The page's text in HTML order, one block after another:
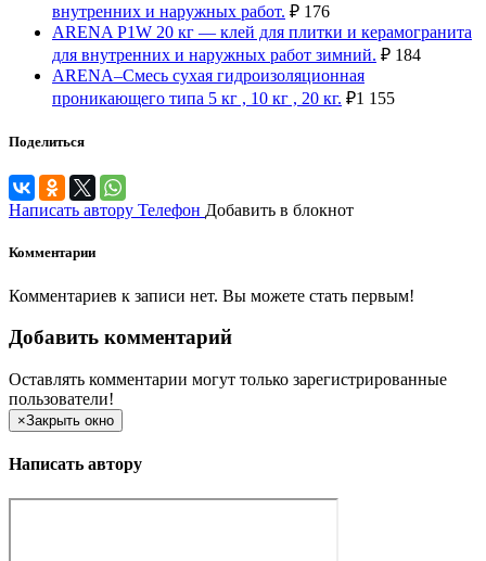
внутренних и наружных работ. ₽ 176
ARENA P1W 20 кг — клей для плитки и керамогранита
для внутренних и наружных работ зимний. ₽ 184
ARENA–Смесь сухая гидроизоляционная
проникающего типа 5 кг , 10 кг , 20 кг. ₽1 155
Поделиться
Написать автору Телефон Добавить в блокнот
Комментарии
Комментариев к записи нет. Вы можете стать первым!
Добавить комментарий
Оставлять комментарии могут только зарегистрированные
пользователи!
×Закрыть окно
Написать автору